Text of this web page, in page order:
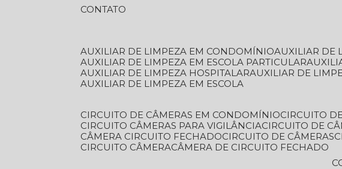
CONTATO
AUXILIAR DE LIMPEZA EM CONDOMÍNIO
AUXILIAR
AUXILIAR DE LIMPEZA EM ESCOLA PARTICULAR
AUXILIAR DE LIMPEZA HOSPITALAR
AUXILIAR DE
AUXILIAR DE LIMPEZA EM ESCOLA
CIRCUITO DE CÂMERAS EM CONDOMÍNIO
CIRCUITO
CIRCUITO CÂMERAS PARA VIGILÂNCIA
CIRCUITO DE
CÂMERA CIRCUITO FECHADO
CIRCUITO DE CÂMERAS
CIRCUITO CÂMERA
CÂMERA DE CIRCUITO FECHADO